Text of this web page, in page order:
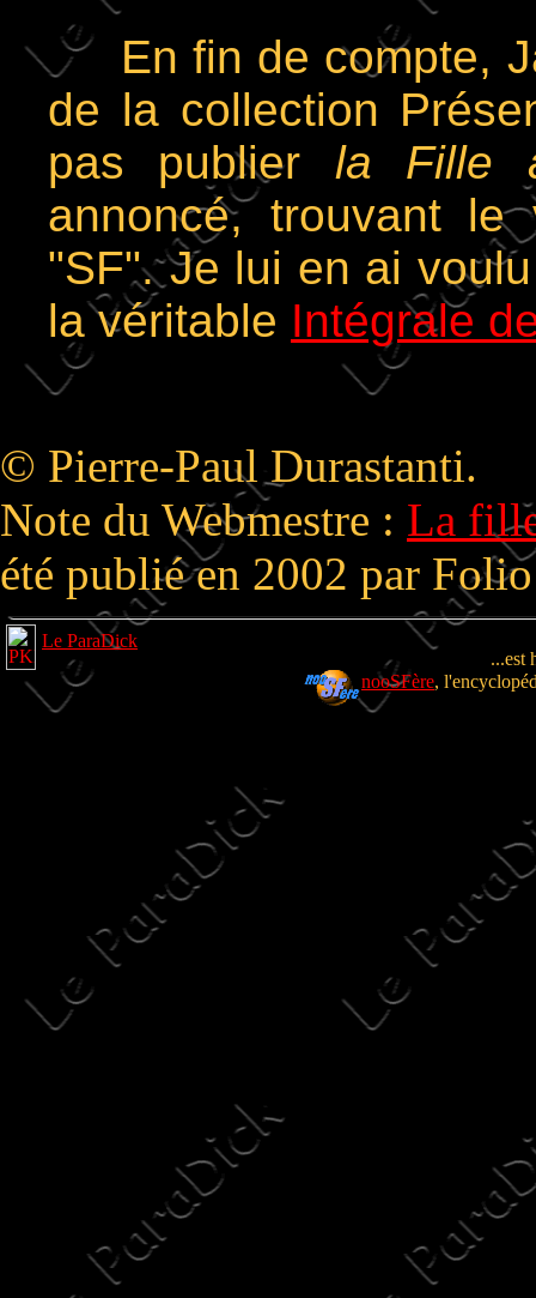
En fin de compte,
de la collection
pas publier la Fille
annoncé, trouvant
"SF". Je lui en ai
la véritable Intégrale
© Pierre-Paul Durastanti.
Note du Webmestre : La
été publié en 2002 par
Le ParaDick
...est
nooSFère,